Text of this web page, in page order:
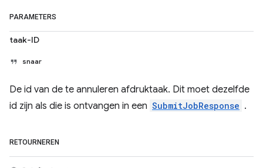
PARAMETERS
taak-ID
snaar
De id van de te annuleren afdruktaak. Dit moet dezelfde
id zijn als die is ontvangen in een SubmitJobResponse .
RETOURNEREN